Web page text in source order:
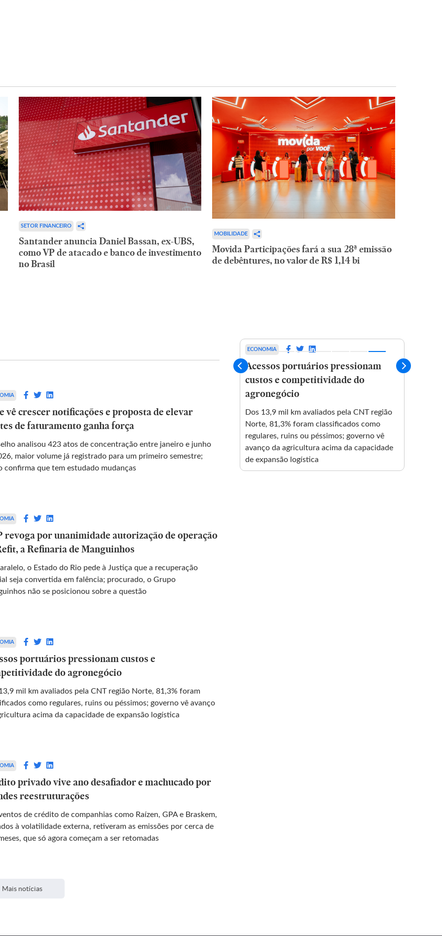
SETOR FINANCEIRO
Santander anuncia Daniel Bassan, ex-UBS,
como VP de atacado e banco de investimento
no Brasil
MOBILIDADE
Movida Participações fará a sua 28ª emissão
de debêntures, no valor de R$ 1,14 bi
vê crescer notificações e proposta de elevar
de faturamento ganha força
analisou 423 atos de concentração entre janeiro e junho
maior volume já registrado para um primeiro semestre;
confirma que tem estudado mudanças
revoga por unanimidade autorização de operação
a Refinaria de Manguinhos
o Estado do Rio pede à Justiça que a recuperação
seja convertida em falência; procurado, o Grupo
não se posicionou sobre a questão
portuários pressionam custos e
do agronegócio
mil km avaliados pela CNT região Norte, 81,3% foram
como regulares, ruins ou péssimos; governo vê avanço
acima da capacidade de expansão logística
privado vive ano desafiador e machucado por
reestruturações
de crédito de companhias como Raízen, GPA e Braskem,
à volatilidade externa, retiveram as emissões por cerca de
que só agora começam a ser retomadas
Mais notícias
à Justiça
convertida
sobre a
Fundo distribuído pelo banco e gerido pela
Apex tem cerca de 900 cotistas; contrato de
ECONOMIA
Acessos portuários pressionam
custos e competitividade do
agronegócio
Dos 13,9 mil km avaliados pela CNT região
Norte, 81,3% foram classificados como
regulares, ruins ou péssimos; governo vê
avanço da agricultura acima da capacidade
de expansão logística